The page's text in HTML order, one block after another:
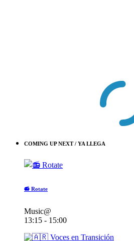
COMING UP NEXT / YA LLEGA
📻 Rotate
Music@
13:15 - 15:00